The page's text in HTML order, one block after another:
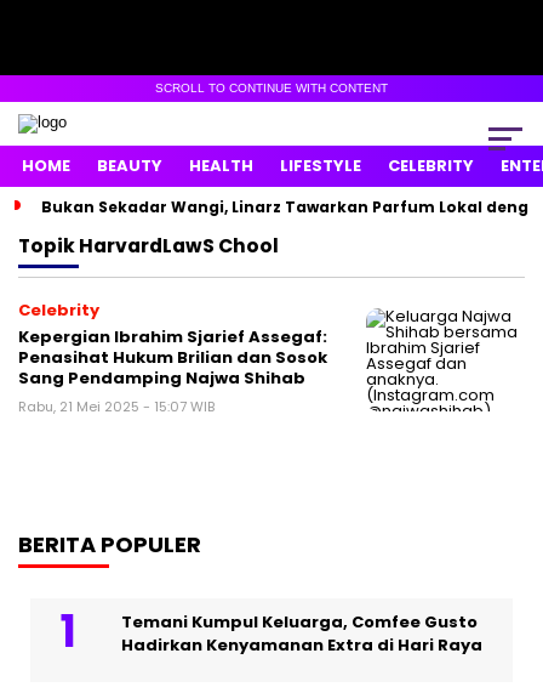
SCROLL TO CONTINUE WITH CONTENT
HOME BEAUTY HEALTH LIFESTYLE CELEBRITY
Bukan Sekadar Wangi, Linarz Tawarkan Parfum Lokal
TopikHarvardLawS Chool
Celebrity
Kepergian Ibrahim Sjarief Assegaf:
Penasihat Hukum Brilian dan Sosok
Sang Pendamping Najwa Shihab
Rabu, 21 Mei 2025 - 15:07 WIB
BERITA POPULER
Temani Kumpul Keluarga, Comfee Gusto
Hadirkan Kenyamanan Extra di Hari Raya